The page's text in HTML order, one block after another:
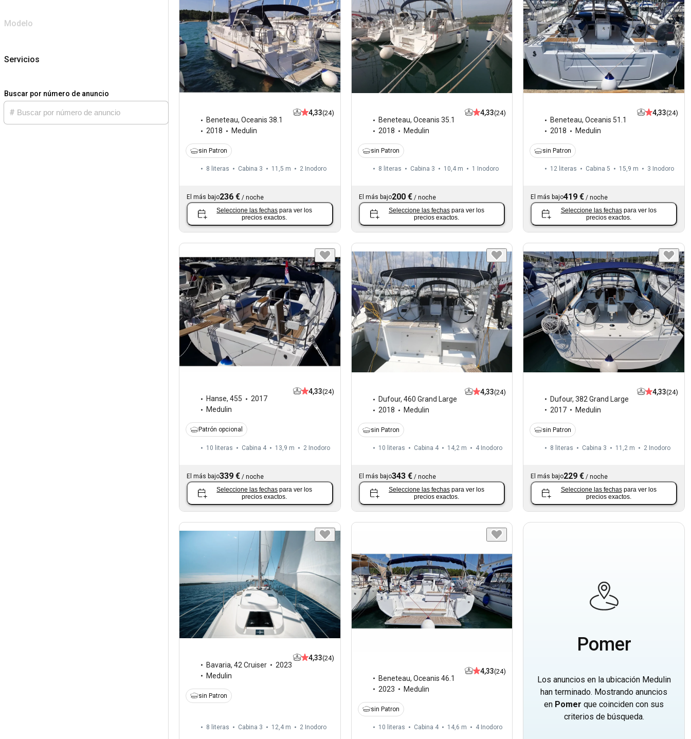
Modelo
Servicios
Buscar por número de anuncio
Beneteau, Oceanis 38.1
2018
Medulin
4,33(24)
sin Patron
8 literas Cabina 3 11,5 m 2 Inodoro
El más bajo236 € / noche
Seleccione las fechas para ver los
precios exactos.
Beneteau, Oceanis 35.1
2018
Medulin
4,33(24)
sin Patron
8 literas Cabina 3 10,4 m 1 Inodoro
El más bajo200 €/ noche
Seleccione las fechas para ver los
precios exactos.
Beneteau,Oceanis 51.1
2018
Medulin
4,33(24)
sin Patron
12 literas Cabina 5 15,9 m 3 Inodoro
El más bajo419 € /noche
Seleccione las fechas para ver los
precios exactos.
Hanse, 455
2017
Medulin
4,33(24)
Patrón opcional
10 literas Cabina 4 13,9 m 2 Inodoro
El más bajo339 € / noche
Seleccione las fechas para ver los
precios exactos.
Dufour, 460 Grand Large
2018
Medulin
4,33(24)
sin Patron
10 literas Cabina 4 14,2 m 4 Inodoro
El más bajo343 €/ noche
Seleccione las fechas para ver los
precios exactos.
Dufour,382 Grand Large
2017
Medulin
4,33(24)
sin Patron
8 literas Cabina 3 11,2 m 2 Inodoro
El más bajo229 € /noche
Seleccione las fechas para ver los
precios exactos.
Bavaria, 42 Cruiser
2023
Medulin
4,33(24)
sin Patron
8 literas Cabina 3 12,4 m 2 Inodoro
Beneteau, Oceanis 46.1
2023
Medulin
4,33(24)
sin Patron
10 literas Cabina 4 14,6 m 4 Inodoro
Pomer
Los anuncios en la ubicación Medulin
han terminado. Mostrando anuncios
en Pomer que coinciden con sus
criterios de búsqueda.